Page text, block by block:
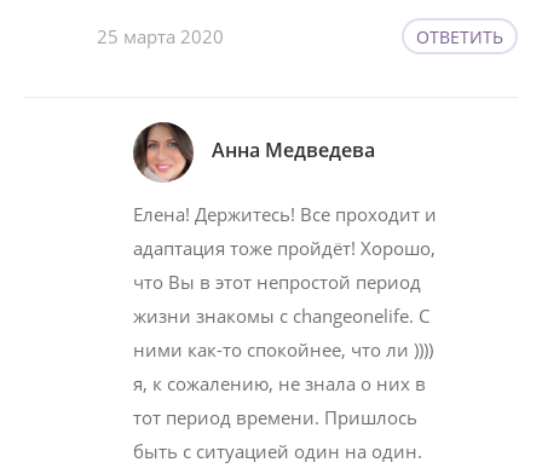
25 марта 2020 ОТВЕТИТЬ
Анна Медведева
Елена! Держитесь! Все проходит и
адаптация тоже пройдёт! Хорошо,
что Вы в этот непростой период
жизни знакомы с changeonelife. С
ними как-то спокойнее, что ли ))))
я, к сожалению, не знала о них в
тот период времени. Пришлось
быть с ситуацией один на один.